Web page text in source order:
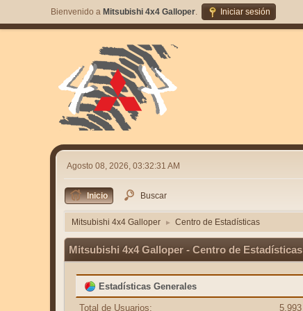
Bienvenido a Mitsubishi 4x4 Galloper. Iniciar sesión
Agosto 08, 2026, 03:32:31 AM
Inicio Buscar
Mitsubishi 4x4 Galloper ► Centro de Estadísticas
Mitsubishi 4x4 Galloper - Centro de Estadísticas
Estadísticas Generales
Total de Usuarios: 5,993